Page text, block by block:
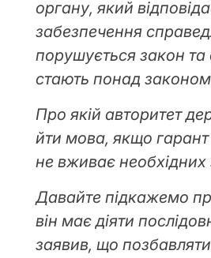
органу, який
забезпечення
порушується закон та
стають понад
Про якій авторитет
йти мова, якщо гарант
не вживає необхідних
Давайте підкажемо
він має діяти
заявив, що